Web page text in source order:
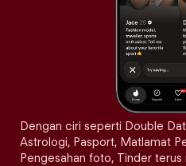
Dengan ciri seperti Double
Astrologi, Pasport, Matlamat
Pengesahan foto, Tinder terus